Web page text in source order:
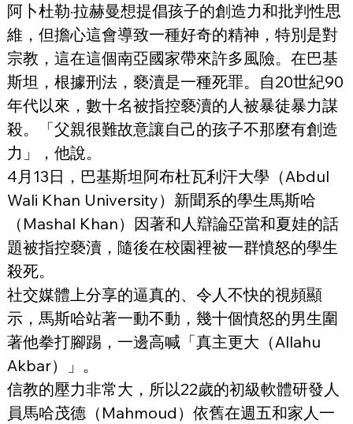
阿卜杜勒·拉赫曼想提倡孩子的創造力和批判性思
維，但擔心這會導致一種好奇的精神，特別是對
宗教，這在這個南亞國家帶來許多風險。在巴基
斯坦，根據刑法，褻瀆是一種死罪。自20世紀90
年代以來，數十名被指控褻瀆的人被暴徒暴力謀
殺。「父親很難故意讓自己的孩子不那麼有創造
力」，他說。
4月13日，巴基斯坦阿布杜瓦利汗大學（Abdul
Wali Khan University）新聞系的學生馬斯哈
（Mashal Khan）因著和人辯論亞當和夏娃的話
題被指控褻瀆，隨後在校園裡被一群憤怒的學生
殺死。
社交媒體上分享的逼真的、令人不快的視頻顯
示，馬斯哈站著一動不動，幾十個憤怒的男生圍
著他拳打腳踢，一邊高喊「真主更大（Allahu
Akbar）」。
信教的壓力非常大，所以22歲的初級軟體研發人
員馬哈茂德（Mahmoud）依舊在週五和家人一